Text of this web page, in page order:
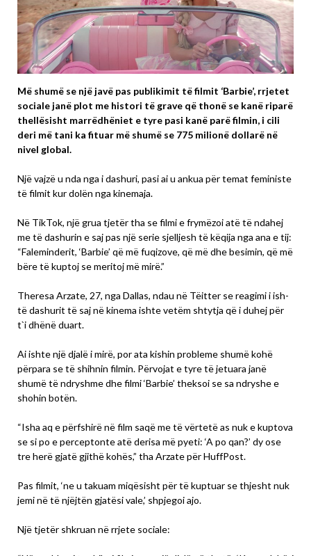
Më shumë se një javë pas publikimit të filmit ‘Barbie’, rrjetet
sociale janë plot me histori të grave që thonë se kanë riparë
thellësisht marrëdhëniet e tyre pasi kanë parë filmin, i cili
deri më tani ka fituar më shumë se 775 milionë dollarë në
nivel global.
Një vajzë u nda nga i dashuri, pasi ai u ankua për temat feministe
të filmit kur dolën nga kinemaja.
Në TikTok, një grua tjetër tha se filmi e frymëzoi atë të ndahej
me të dashurin e saj pas një serie sjelljesh të këqija nga ana e tij:
“Faleminderit, ‘Barbie’ që më fuqizove, që më dhe besimin, që më
bëre të kuptoj se meritoj më mirë.”
Theresa Arzate, 27, nga Dallas, ndau në Tëitter se reagimi i ish-
të dashurit të saj në kinema ishte vetëm shtytja që i duhej për
t`i dhënë duart.
Ai ishte një djalë i mirë, por ata kishin probleme shumë kohë
përpara se të shihnin filmin. Përvojat e tyre të jetuara janë
shumë të ndryshme dhe filmi ‘Barbie’ theksoi se sa ndryshe e
shohin botën.
“Isha aq e përfshirë në film saqë me të vërtetë as nuk e kuptova
se si po e perceptonte atë derisa më pyeti: ‘A po qan?’ dy ose
tre herë gjatë gjithë kohës,” tha Arzate për HuffPost.
Pas filmit, ‘ne u takuam miqësisht për të kuptuar se thjesht nuk
jemi në të njëjtën gjatësi vale,’ shpjegoi ajo.
Një tjetër shkruan në rrjete sociale: